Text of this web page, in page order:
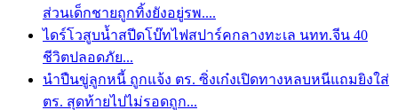
ส่วนเด็กชายถูกทิ้งยังอยู่รพ....
ไดร์โวสูบน้ำสปีดโบ๊ทไฟสปาร์คกลางทะเล นทท.จีน 40
ชีวิตปลอดภัย...
นำปืนขู่ลูกหนี้ ถูกแจ้ง ตร. ซิ่งเก๋งเปิดทางหลบหนีแถมยิงใส่
ตร. สุดท้ายไปไม่รอดถูก...